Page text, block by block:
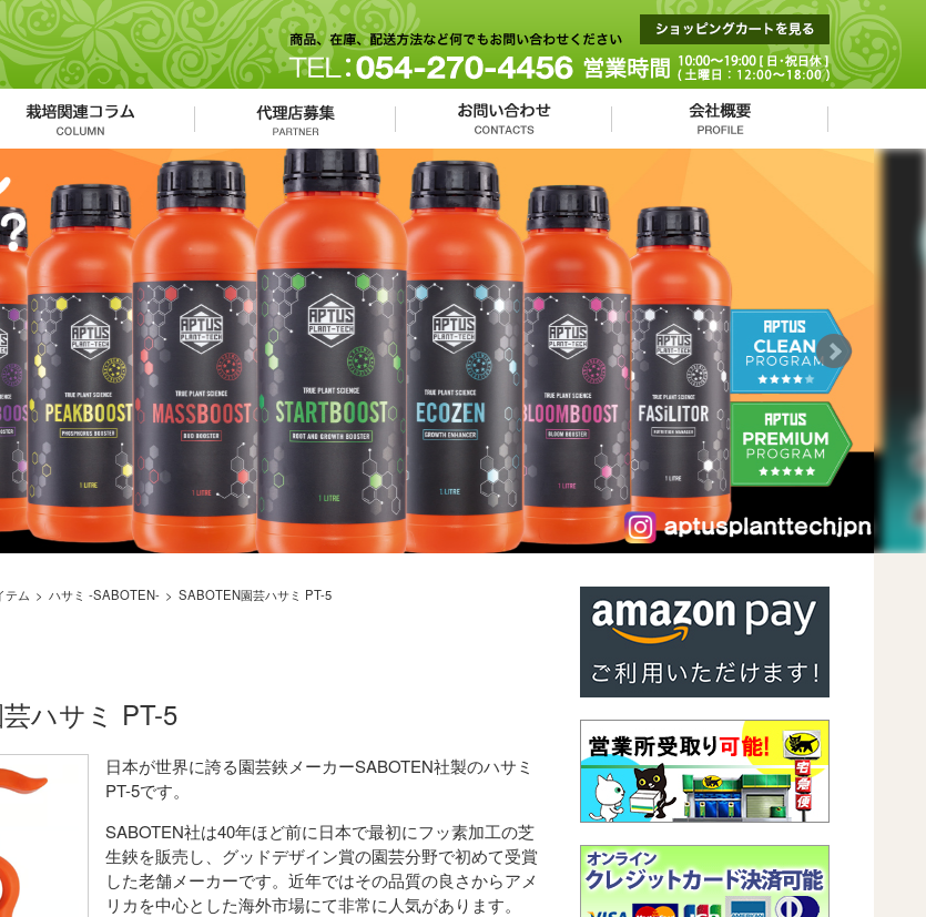
テム ハサミ -SABOTEN- SABOTEN園芸ハサミ PT-5
ハサミ PT-5
日本が世界に誇る園芸鋏メーカーSABOTEN社製のハサミ
PT-5です。
SABOTEN社は40年ほど前に日本で最初にフッ素加工の芝
生鋏を販売し、 グッドデザイン賞の園芸分野で初めて受賞
した老舗メーカーです。 近年ではその品質の良さからアメ
リカを中心とした海外市場にて非常に人気があります。